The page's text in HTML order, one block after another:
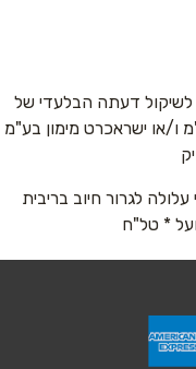
דעתה הבלעדי של
ו/או ישראכרט מימון בע"מ
לגרור חיוב בריבית
* טל"ח